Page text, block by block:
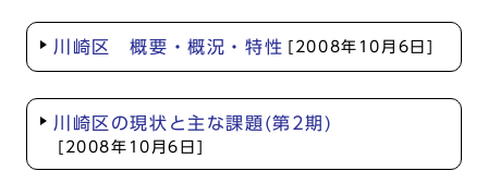
川崎区 概要・概況・特性 [2008年10月6日]
川崎区の現状と主な課題(第2期)
[2008年10月6日]